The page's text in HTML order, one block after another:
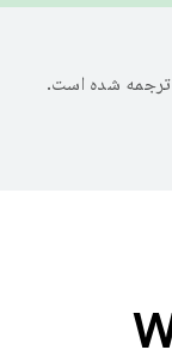
ترجمه شده است.